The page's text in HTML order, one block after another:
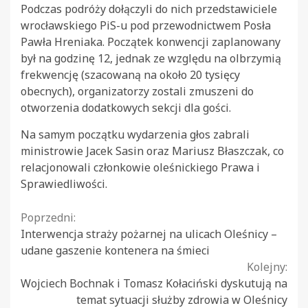
Podczas podróży dołączyli do nich przedstawiciele
wrocławskiego PiS-u pod przewodnictwem Posła
Pawła Hreniaka. Początek konwencji zaplanowany
był na godzinę 12, jednak ze względu na olbrzymią
frekwencję (szacowaną na około 20 tysięcy
obecnych), organizatorzy zostali zmuszeni do
otworzenia dodatkowych sekcji dla gości.
Na samym początku wydarzenia głos zabrali
ministrowie Jacek Sasin oraz Mariusz Błaszczak, co
relacjonowali członkowie oleśnickiego Prawa i
Sprawiedliwości.
Continue
Reading
Poprzedni:
Interwencja straży pożarnej na ulicach Oleśnicy –
udane gaszenie kontenera na śmieci
Kolejny:
Wojciech Bochnak i Tomasz Kołaciński dyskutują na
temat sytuacji służby zdrowia w Oleśnicy